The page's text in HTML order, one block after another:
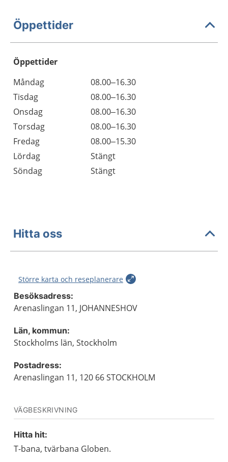
Öppettider
Öppettider
Dag
Öppettider
Kommentarer
Måndag
08.00–16.30
Tisdag
08.00–16.30
Onsdag
08.00–16.30
Torsdag
08.00–16.30
Fredag
08.00–15.30
Lördag
Stängt
Söndag
Stängt
Hitta oss
Större karta och reseplanerare
Besöksadress:
Arenaslingan 11, JOHANNESHOV
Län, kommun:
Stockholms län, Stockholm
Postadress:
Arenaslingan 11, 120 66 STOCKHOLM
VÄGBESKRIVNING
Hitta hit:
T-bana, tvärbana Globen.